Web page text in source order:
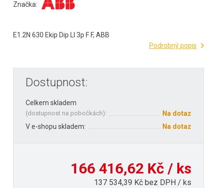
Značka:
E1.2N 630 Ekip Dip LI 3p F F, ABB
Podrobný popis
Dostupnost:
Celkem skladem
(dostupnost na pobočkách):
Na dotaz
V e-shopu skladem:
Na dotaz
166 416,62 Kč / ks
137 534,39 Kč bez DPH / ks